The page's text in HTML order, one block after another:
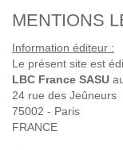
MENTIONS
Information éditeur :
Le présent site est
LBC France SASU
24 rue des Jeûneurs
75002 - Paris
FRANCE